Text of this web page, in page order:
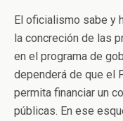
El oficialismo sabe y
la concreción de las
en el programa de
dependerá de que el
permita financiar un
públicas. En ese